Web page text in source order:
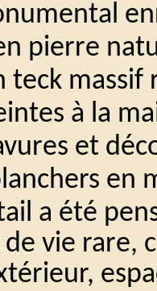
pierre
teck massif
à la
et
en
a été
vie rare,